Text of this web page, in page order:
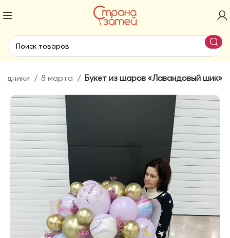
8 марта Букет из шаров «Лавандовый шик»